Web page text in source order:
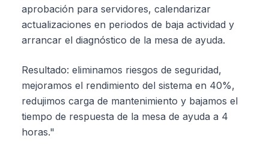
aprobación para servidores, calendarizar
actualizaciones en periodos de baja actividad y
arrancar el diagnóstico de la mesa de ayuda.
Resultado: eliminamos riesgos de seguridad,
mejoramos el rendimiento del sistema en 40%,
redujimos carga de mantenimiento y bajamos el
tiempo de respuesta de la mesa de ayuda a 4
horas."